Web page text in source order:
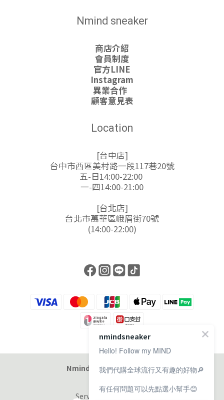
Nmind sneaker
商店介紹
會員制度
官方LINE
Instagram
異業合作
顧客意見表
Location
[台中店]
台中市西區美村路一段117巷20號
五-日14:00-22:00
一-四14:00-21:00
[台北店]
台北市萬華區峨眉街70號
(14:00-22:00)
Nmind Sneaker 恩邁選貨店
Service at 11:00-19:00
nmindsneaker
Hello! Follow my MIND
我們代購全球流行又有趣的好物🔎
有任何問題可以先點選小幫手😊